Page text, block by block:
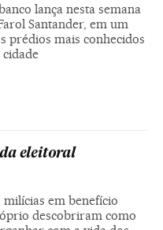
lança nesta semana
Santander, em um
prédios mais conhecidos
cidade
eleitoral
milícias em benefício
descobriram como